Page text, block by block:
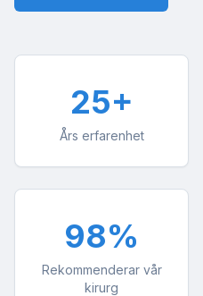
25+
Års erfarenhet
98%
Rekommenderar vår
kirurg